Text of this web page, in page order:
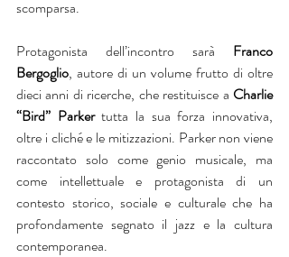
scomparsa.
Protagonista dell’incontro sarà Franco
Bergoglio, autore di un volume frutto di oltre
dieci anni di ricerche, che restituisce a Charlie
“Bird” Parker tutta la sua forza innovativa,
oltre i cliché e le mitizzazioni. Parker non viene
raccontato solo come genio musicale, ma
come intellettuale e protagonista di un
contesto storico, sociale e culturale che ha
profondamente segnato il jazz e la cultura
contemporanea.